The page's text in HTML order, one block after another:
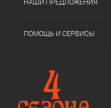
НАШИ ПРЕДЛОЖЕНИЯ
ПОМОЩЬ И СЕРВИСЫ